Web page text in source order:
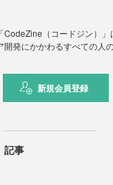
ア開発にかかわるすべての
新規会員登録